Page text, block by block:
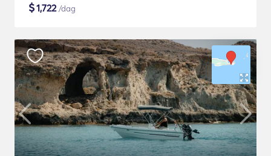
$1,722/dag